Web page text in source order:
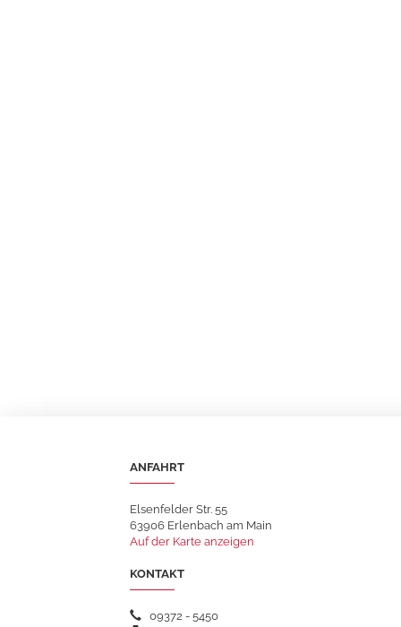
ANFAHRT
Elsenfelder Str. 55
63906 Erlenbach am Main
Auf der Karte anzeigen
KONTAKT
09372 - 5450